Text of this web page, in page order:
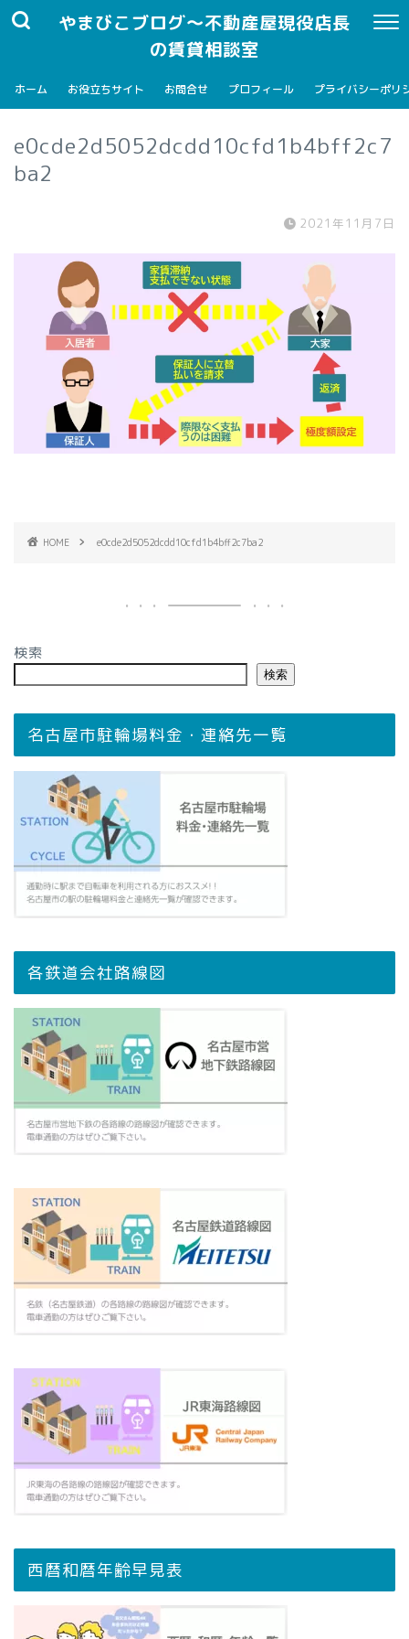
やまびこブログ～不動産屋現役店長
の賃貸相談室
ホーム お役立ちサイト お問合せ プロフィール プライバシーポリ
e0cde2d5052dcdd10cfd1b4bff2c7
ba2
2021年11月7日
HOME e0cde2d5052dcdd10cfd1b4bff2c7ba2
検索
検索
名古屋市駐輪場料金・連絡先一覧
各鉄道会社路線図
西暦和暦年齢早見表